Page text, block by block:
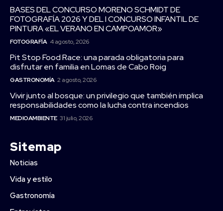
BASES DEL CONCURSO MORENO SCHMIDT DE
FOTOGRAFÍA 2026 Y DEL I CONCURSO INFANTIL DE
PINTURA «EL VERANO EN CAMPOAMOR»
FOTOGRAFÍA 4 agosto, 2026
Pit Stop Food Race: una parada obligatoria para
disfrutar en familia en Lomas de Cabo Roig
GASTRONOMÍA 2 agosto, 2026
Vivir junto al bosque: un privilegio que también implica
responsabilidades como la lucha contra incendios
MEDIOAMBIENTE 31 julio, 2026
Sitemap
Noticias
Vida y estilo
Gastronomía